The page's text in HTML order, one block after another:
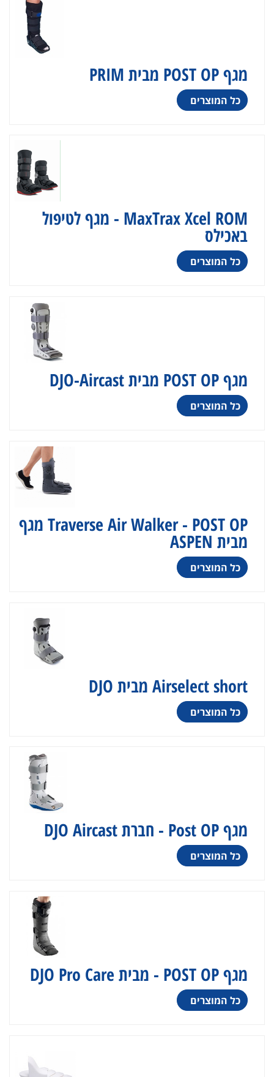
מגף POST OP מבית PRIM
כל המוצרים
MaxTrax Xcel ROM - מגף לטיפול
באכילס
כל המוצרים
מגף POST OP מבית DJO-Aircast
כל המוצרים
Traverse Air Walker - POST OP מגף
מבית ASPEN
כל המוצרים
Airselect short מבית DJO
כל המוצרים
מגף Post OP - חברת DJO Aircast
כל המוצרים
מגף POST OP - מבית DJO Pro Care
כל המוצרים